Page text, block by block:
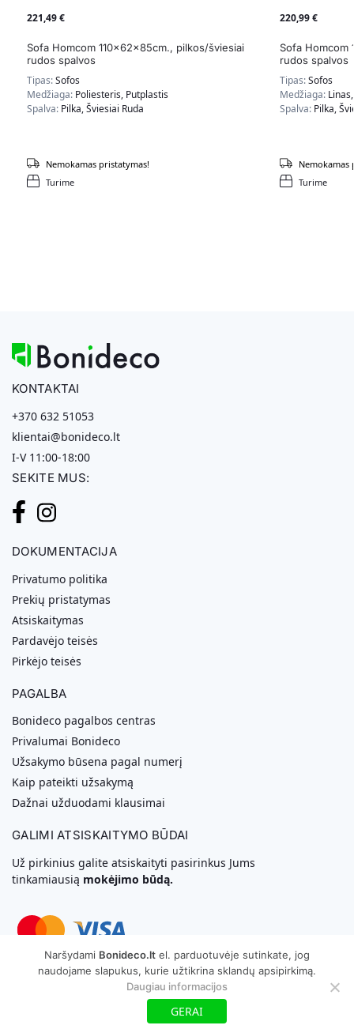
221,49€
Sofa Homcom 110x62x85cm., pilkos/šviesiai
rudos spalvos
Tipas:Sofos
Medžiaga: Poliesteris, Putplastis
Spalva: Pilka, Šviesiai Ruda
Turime
Nemokamas pristatymas!
220,99€
Sofa Homcom
rudos spalvos
Tipas:Sofos
Medžiaga:
Spalva: Pilka,
Turime
Nemokamas
KONTAKTAI
+370 632 51053
klientai@bonideco.lt
I-V 11:00-18:00
SEKITE MUS:
DOKUMENTACIJA
Privatumo politika
Prekių pristatymas
Atsiskaitymas
Pardavėjo teisės
Pirkėjo teisės
PAGALBA
Bonideco pagalbos centras
Privalumai Bonideco
Užsakymo būsena pagal numerį
Kaip pateikti užsakymą
Dažnai užduodami klausimai
GALIMI ATSISKAITYMO BŪDAI
Už pirkinius galite atsiskaityti pasirinkus Jums
tinkamiausią mokėjimo būdą.
Svetainių Kūrimas
Copyright © 2026 MB „Bonideco“. Visos teisės saugomos
Naršydami Bonideco.lt el. parduotuvėje sutinkate, jog
naudojame slapukus, kurie užtikrina sklandų apsipirkimą.
Daugiau informacijos
GERAI